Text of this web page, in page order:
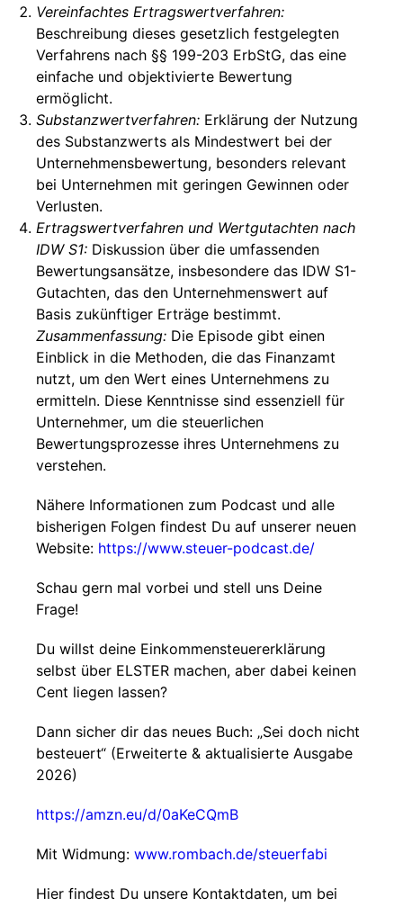
Vereinfachtes Ertragswertverfahren:
Beschreibung dieses gesetzlich festgelegten
Verfahrens nach §§ 199-203 ErbStG, das eine
einfache und objektivierte Bewertung
ermöglicht.
Substanzwertverfahren: Erklärung der Nutzung
des Substanzwerts als Mindestwert bei der
Unternehmensbewertung, besonders relevant
bei Unternehmen mit geringen Gewinnen oder
Verlusten.
Ertragswertverfahren und Wertgutachten nach
IDW S1: Diskussion über die umfassenden
Bewertungsansätze, insbesondere das IDW S1-
Gutachten, das den Unternehmenswert auf
Basis zukünftiger Erträge bestimmt.
Zusammenfassung: Die Episode gibt einen
Einblick in die Methoden, die das Finanzamt
nutzt, um den Wert eines Unternehmens zu
ermitteln. Diese Kenntnisse sind essenziell für
Unternehmer, um die steuerlichen
Bewertungsprozesse ihres Unternehmens zu
verstehen.
Nähere Informationen zum Podcast und alle
bisherigen Folgen findest Du auf unserer neuen
Website: https://www.steuer-podcast.de/
Schau gern mal vorbei und stell uns Deine
Frage!
Du willst deine Einkommensteuererklärung
selbst über ELSTER machen, aber dabei keinen
Cent liegen lassen?
Dann sicher dir das neues Buch: „Sei doch nicht
besteuert“ (Erweiterte & aktualisierte Ausgabe
2026)
https://amzn.eu/d/0aKeCQmB
Mit Widmung: www.rombach.de/steuerfabi
Hier findest Du unsere Kontaktdaten, um bei